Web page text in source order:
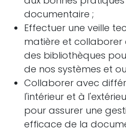
documentaire ;
Effectuer une veille
matière et collaborer
des bibliothèques
de nos systèmes et
Collaborer avec
l'intérieur et à
pour assurer une
efficace de la